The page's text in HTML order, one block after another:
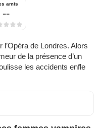
amis
--
de Londres. Alors
de la présence d’un
les accidents enfle